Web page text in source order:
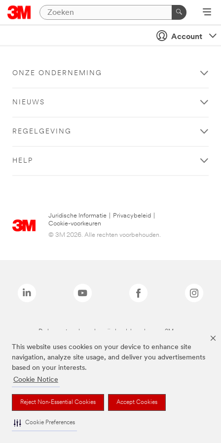
This website uses cookies on your device to enhance site
navigation, analyze site usage, and deliver you advertisements
based on your interests.
Cookie Notice
Reject Non-Essential Cookies Accept Cookies
Cookie Preferences
Account
ONZE ONDERNEMING
NIEUWS
REGELGEVING
HELP
Juridische Informatie Privacybeleid
Cookie-voorkeuren
© 3M 2026. Alle rechten voorbehouden.
De bovenstaande merken zijn handelsmerken van 3M.we